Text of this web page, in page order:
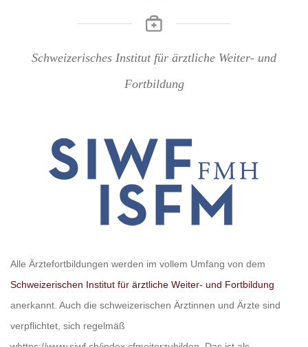
Schweizerisches Institut für ärztliche Weiter- und
Fortbildung
Alle Ärztefortbildungen werden im vollem Umfang von dem
Schweizerischen Institut für ärztliche Weiter- und Fortbildung
anerkannt. Auch die schweizerischen Ärztinnen und Ärzte sind
verpflichtet, sich regelmäß